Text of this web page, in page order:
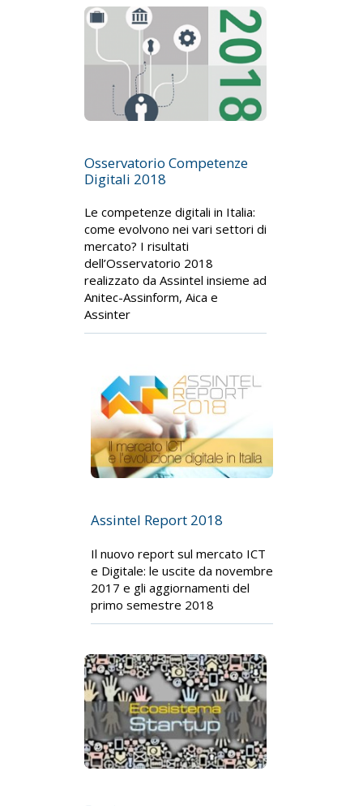
Osservatorio Competenze
Digitali 2018
Le competenze digitali in Italia:
come evolvono nei vari settori di
mercato? I risultati
dell’Osservatorio 2018
realizzato da Assintel insieme ad
Anitec-Assinform, Aica e
Assinter
Assintel Report 2018
Il nuovo report sul mercato ICT
e Digitale: le uscite da novembre
2017 e gli aggiornamenti del
primo semestre 2018